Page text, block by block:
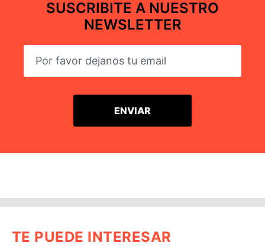
SUSCRIBITE A NUESTRO
NEWSLETTER
TE PUEDE INTERESAR